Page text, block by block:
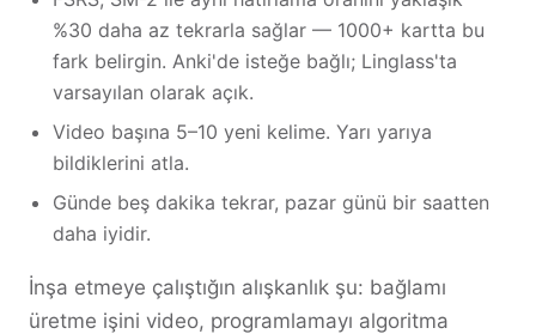
%30 daha az tekrarla sağlar — 1000+ kartta bu
fark belirgin. Anki'de isteğe bağlı; Linglass'ta
varsayılan olarak açık.
Video başına 5–10 yeni kelime. Yarı yarıya
bildiklerini atla.
Günde beş dakika tekrar, pazar günü bir saatten
daha iyidir.
İnşa etmeye çalıştığın alışkanlık şu: bağlamı
üretme işini video, programlamayı algoritma